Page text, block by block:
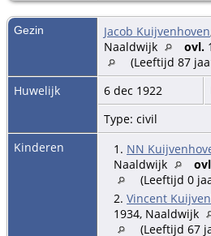
Gezin Jacob Kuijvenhoven
Naaldwijk
ovl.
(Leeftijd 87
Huwelijk
6 dec 1922
Type: civil
Kinderen
1. NN
Naaldwijk
(Leeftijd 0
2. Vincent
1934, Naaldwijk
(Leeftijd 67